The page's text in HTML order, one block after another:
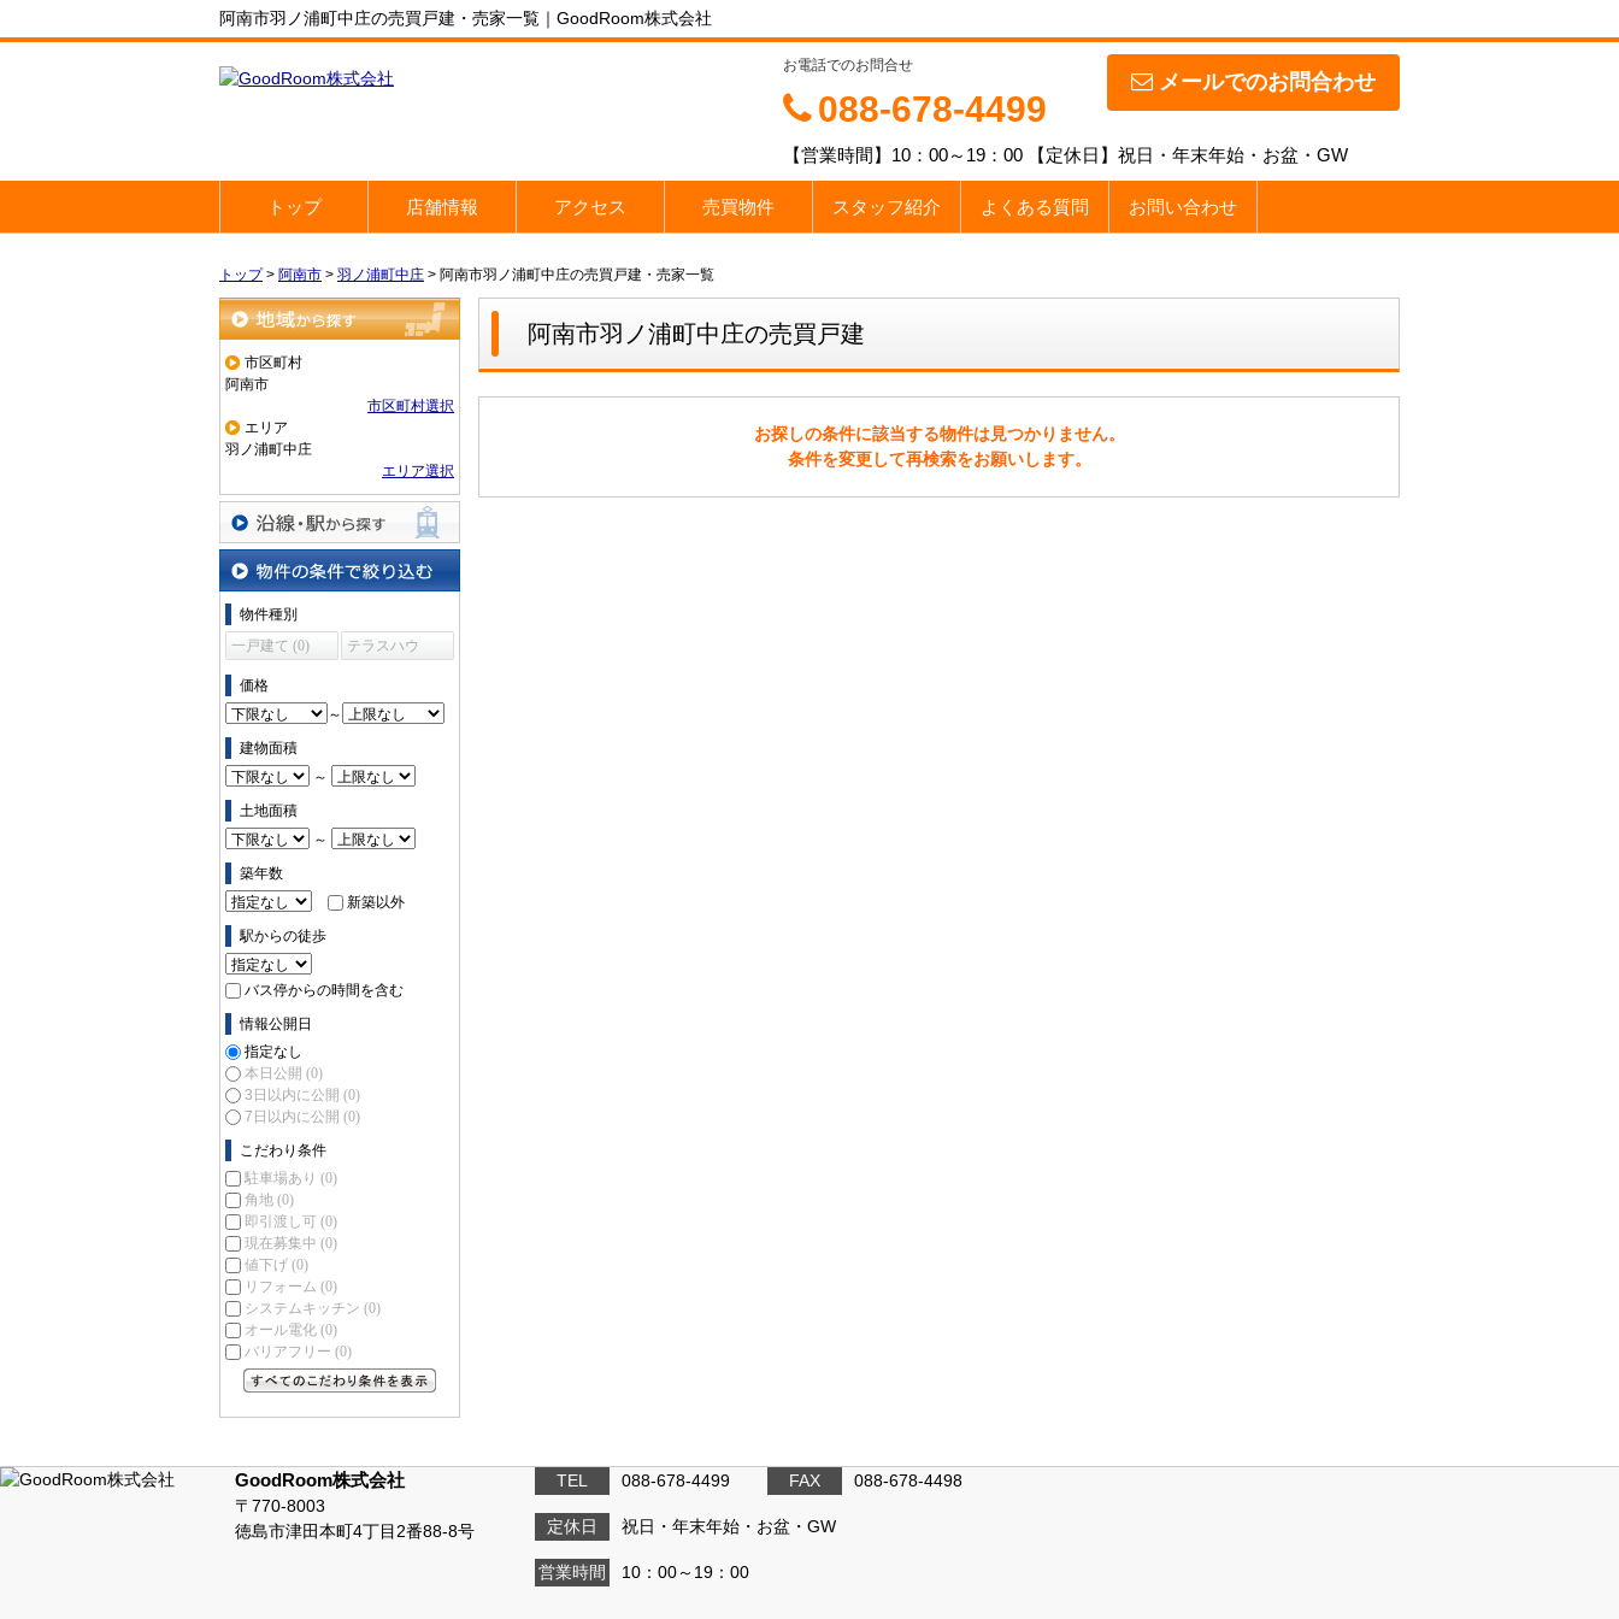
阿南市羽ノ浦町中庄の売買戸建・売家一覧｜GoodRoom株式会社
メールでのお問合わせ
お電話でのお問合せ
088-678-4499
【営業時間】10：00～19：00 【定休日】祝日・年末年始・お盆・GW
トップ 店舗情報 アクセス 売買物件 スタッフ紹介 よくある質問 お問い合わせ
トップ> 阿南市 > 羽ノ浦町中庄 > 阿南市羽ノ浦町中庄の売買戸建・売家一覧
地域から探す
市区町村
阿南市
市区町村選択
エリア
羽ノ浦町中庄
エリア選択
沿線・駅から探す
物件の条件で絞り込む
物件種別
一戸建て (0)
テラスハウ
価格
～
建物面積
～
土地面積
～
築年数
新築以外
駅からの徒歩
バス停からの時間を含む
情報公開日
指定なし
本日公開 (0)
3日以内に公開 (0)
7日以内に公開 (0)
こだわり条件
駐車場あり (0)
角地 (0)
即引渡し可 (0)
現在募集中 (0)
値下げ (0)
リフォーム (0)
システムキッチン (0)
オール電化 (0)
バリアフリー (0)
阿南市羽ノ浦町中庄の売買戸建
お探しの条件に該当する物件は見つかりません。
条件を変更して再検索をお願いします。
GoodRoom株式会社
〒770-8003
徳島市津田本町4丁目2番88-8号
TEL 088-678-4499 FAX 088-678-4498
定休日 祝日・年末年始・お盆・GW
営業時間 10：00～19：00